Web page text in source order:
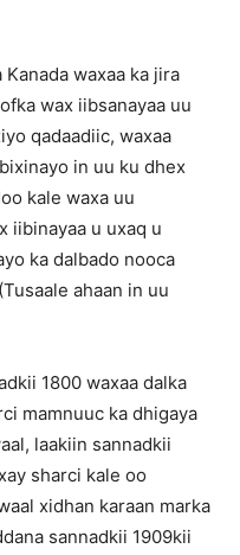
waxaa ka jira
wax iibsanayaa uu
qadaadiic, waxaa
in uu ku dhex
kale waxa uu
iibinayaa u uxaq u
ka dalbado nooca
ahaan in uu
1800 waxaa dalka
mamnuuc ka dhigaya
laakiin sannadkii
sharci kale oo
xidhan karaan marka
sannadkii 1909kii